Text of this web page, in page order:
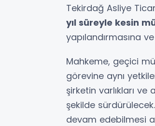
Tekirdağ Asliye
yıl süreyle kesin
yapılandırmasına
Mahkeme, geçici
görevine aynı
şirketin varlıkları
şekilde
devam edebilmesi